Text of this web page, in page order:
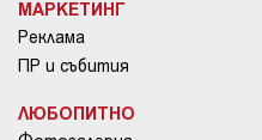
МАРКЕТИНГ
Реклама
ПР и събития
ЛЮБОПИТНО